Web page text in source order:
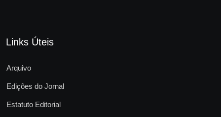
Links Úteis
Arquivo
Edições do Jornal
Estatuto Editorial